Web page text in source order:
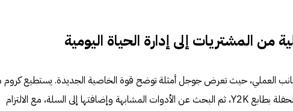
من المشتريات إلى إدارة الحياة اليومية
العملي، حيث تعرض جوجل أمثلة توضح قوة الخاصية الجديدة. يستطيع كروم
التعرف على محتويات صورة لحفلة بطابع Y2K، ثم البحث عن الأدوات المشابهة وإضافتها إلى السلة، مع الالتزام